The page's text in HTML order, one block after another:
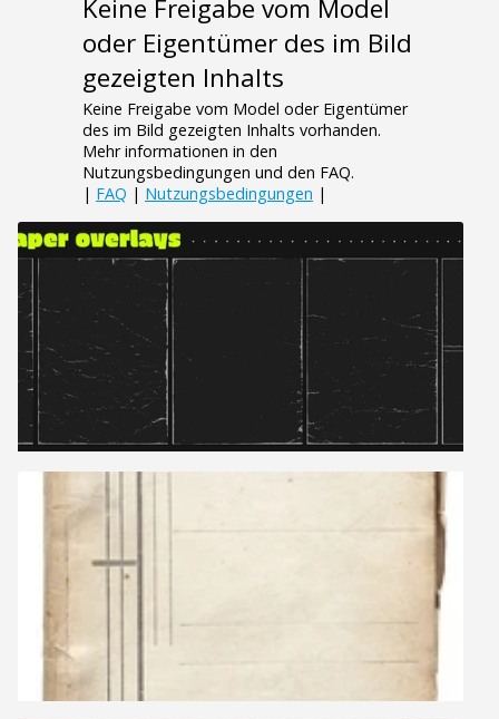
Keine Freigabe vom Model
oder Eigentümer des im Bild
gezeigten Inhalts
Keine Freigabe vom Model oder Eigentümer
des im Bild gezeigten Inhalts vorhanden.
Mehr informationen in den
Nutzungsbedingungen und den FAQ.
| FAQ | Nutzungsbedingungen |